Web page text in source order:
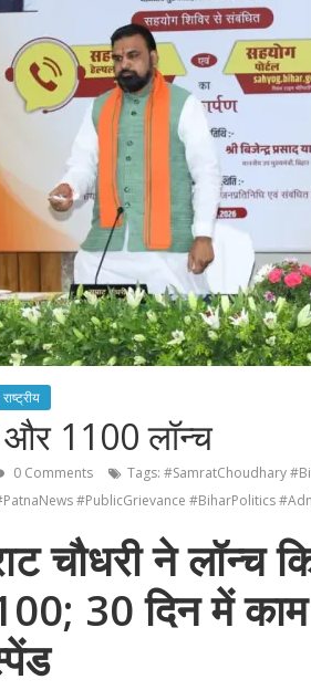
राष्ट्रीय
और 1100 लॉन्च
0 Comments
Tags: #SamratChoudhary
#PublicGrievance #BiharPolitics
चौधरी ने लॉन्च
30 दिन में